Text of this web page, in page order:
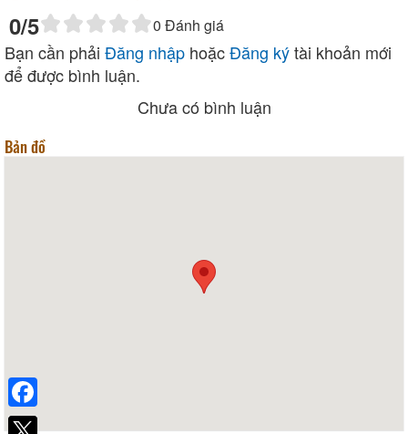
0/5 0 Đánh giá
Bạn cần phải Đăng nhập hoặcĐăng kýtài khoản mới
để được bình luận.
Chưa có bình luận
Bản đồ
Facebook